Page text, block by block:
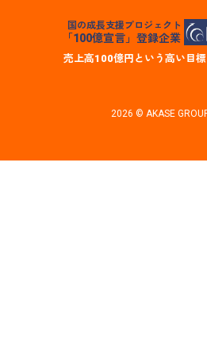
国の成長支援プロジェクト
「100億宣言」登録企業
売上高100億円という高い目標
2026 © AKASE